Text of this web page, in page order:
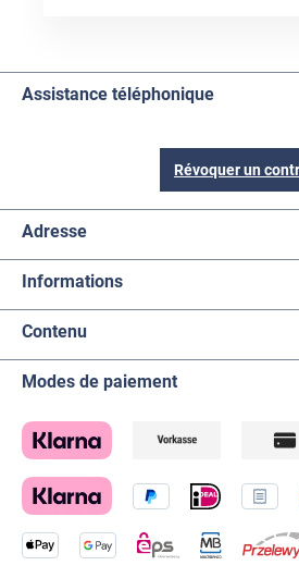
arbre flexible (réf.
pour les appareils
Assistance téléphonique
Révoquer un
Adresse
Informations
Contenu
Modes de paiement